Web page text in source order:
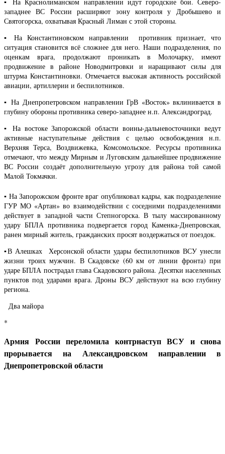
западнее ВС России расширяют зону контроля у Дробышево и
Святогорска, охватывая Красный Лиман с этой стороны.
▪️ На Константиновском направлении противник признает, что
ситуация становится всё сложнее для него. Наши подразделения, по
оценкам врага, продолжают проникать в Молочарку, имеют
продвижение в районе Новодмитровки и наращивают силы для
штурма Константиновки. Отмечается высокая активность российской
авиации, артиллерии и беспилотников.
▪️ На Днепропетровском направлении ГрВ «Восток» вклинивается в
глубину обороны противника северо-западнее н.п. Александроград.
▪️ На востоке Запорожской области воины-дальневосточники ведут
активные наступательные действия с целью освобождения н.п.
Верхняя Терса, Воздвижевка, Комсомольское. Ресурсы противника
отмечают, что между Мирным и Луговским дальнейшее продвижение
ВС России создаёт дополнительную угрозу для района той самой
Малой Токмачки.
▪️ На Запорожском фронте враг опубликовал кадры, как подразделение
ГУР МО «Артан» во взаимодействии с соседними подразделениями
действует в западной части Степногорска. В тылу массированному
удару БПЛА противника подвергается город Каменка-Днепровская,
ранен мирный житель, гражданских просят воздержаться от поездок.
▪️В Алешках Херсонской области удары беспилотников ВСУ унесли
жизни троих мужчин. В Скадовске (60 км от линии фронта) при
ударе БПЛА пострадал глава Скадовского района. Десятки населенных
пунктов под ударами врага. Дроны ВСУ действуют на всю глубину
региона.
Два майора
*
Армия России переломила контрнаступ ВСУ и снова
прорывается на Александровском направлении в
Днепропетровской области